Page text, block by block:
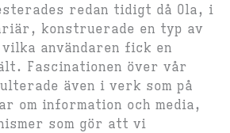
redan tidigt då Ola, i
konstruerade en typ av
vilka användaren fick en
Fascinationen över vår
även i verk som på
om information och media,
som gör att vi